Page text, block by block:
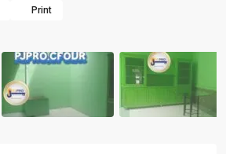
Print